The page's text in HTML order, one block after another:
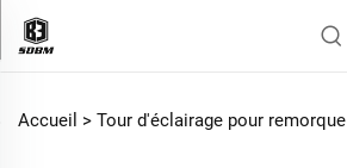
Accueil > Tour d'éclairage pour remorque